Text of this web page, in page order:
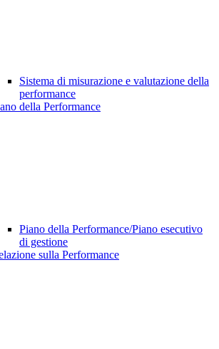
Sistema di misurazione e valutazione della
performance
della Performance
Piano della Performance/Piano esecutivo
di gestione
sulla Performance